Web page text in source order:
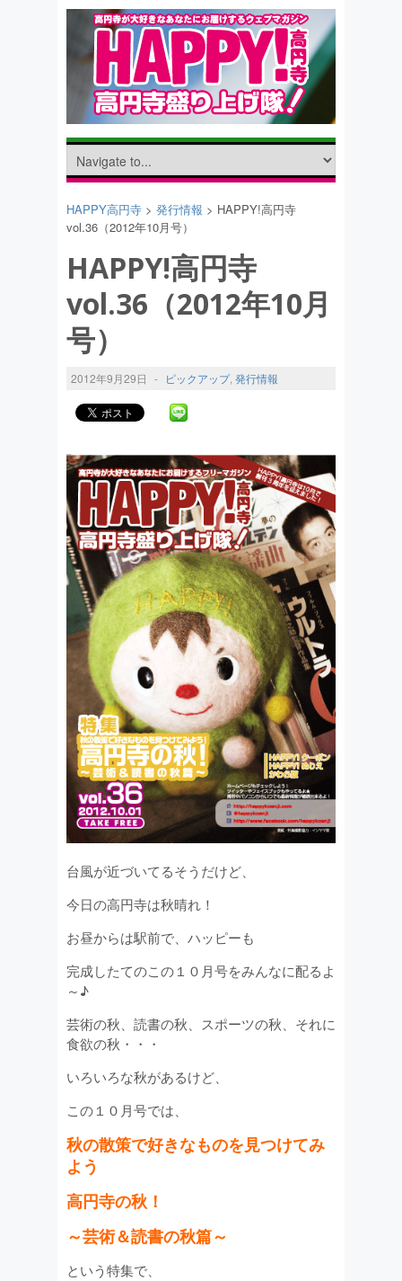
HAPPY高円寺 > 発行情報 > HAPPY!高円寺
vol.36（2012年10月号）
HAPPY!高円寺
vol.36（2012年10月
号）
2012年9月29日 - ピックアップ, 発行情報
台風が近づいてるそうだけど、
今日の高円寺は秋晴れ！
お昼からは駅前で、ハッピーも
完成したてのこの１０月号をみんなに配るよ
～♪
芸術の秋、読書の秋、スポーツの秋、それに
食欲の秋・・・
いろいろな秋があるけど、
この１０月号では、
秋の散策で好きなものを見つけてみ
よう
高円寺の秋！
～芸術＆読書の秋篇～
という特集で、